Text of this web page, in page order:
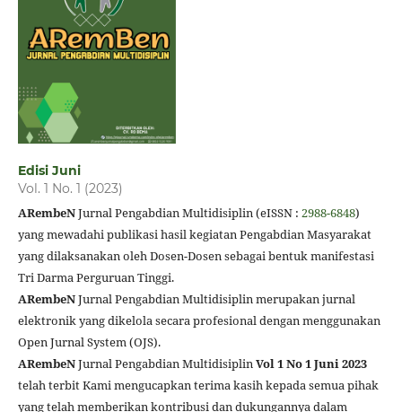
Edisi Juni
Vol. 1 No. 1 (2023)
ARembeNJurnal Pengabdian Multidisiplin (eISSN : 2988-6848)
yang mewadahi publikasi hasil kegiatan Pengabdian Masyarakat
yang dilaksanakan oleh Dosen-Dosen sebagai bentuk manifestasi
Tri Darma Perguruan Tinggi.
ARembeNJurnal Pengabdian Multidisiplin merupakan jurnal
elektronik yang dikelola secara profesional dengan menggunakan
Open Jurnal System (OJS).
ARembeNJurnal Pengabdian MultidisiplinVol 1 No 1 Juni 2023
telah terbit Kami mengucapkan terima kasih kepada semua pihak
yang telah memberikan kontribusi dan dukungannya dalam